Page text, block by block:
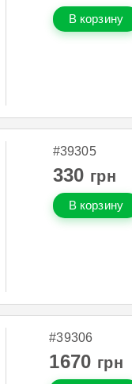
В корзину
#39305
330 грн
В корзину
#39306
1670 грн